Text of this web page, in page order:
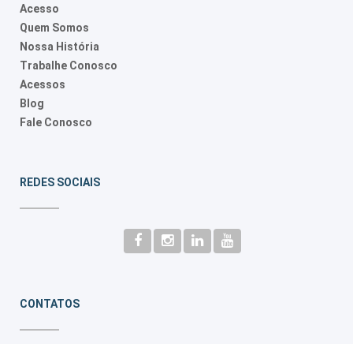
Acesso
Quem Somos
Nossa História
Trabalhe Conosco
Acessos
Blog
Fale Conosco
REDES SOCIAIS
CONTATOS